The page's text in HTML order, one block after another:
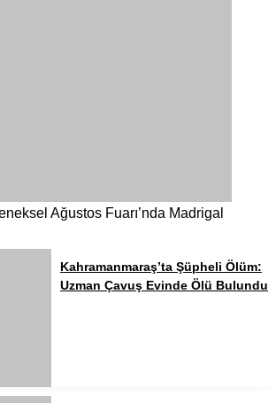
Ağustos Fuarı’nda Madrigal
Kahramanmaraş’ta Şüpheli Ölüm:
Uzman Çavuş Evinde Ölü Bulundu